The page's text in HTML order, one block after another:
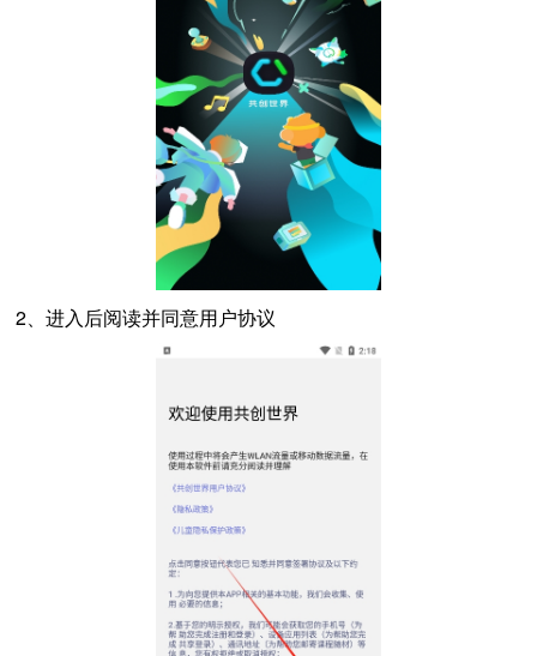
2、进入后阅读并同意用户协议